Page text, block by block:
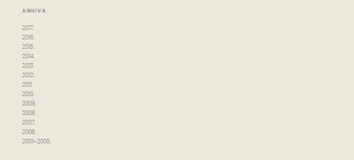
ARHIVA
2017.
2016.
2015.
2014.
2013.
2012.
2011.
2010.
2009.
2008.
2007.
2006.
2001–2005.